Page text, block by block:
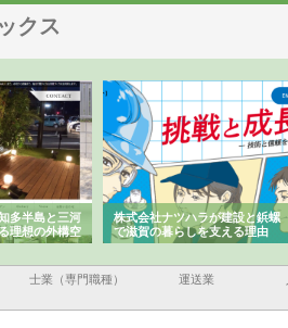
クス
多半島と三河
理想の外構空
株式会社ナツハラが建設と鋲螺
で滋賀の暮らしを支える理由
士業（専門職種） 運送業